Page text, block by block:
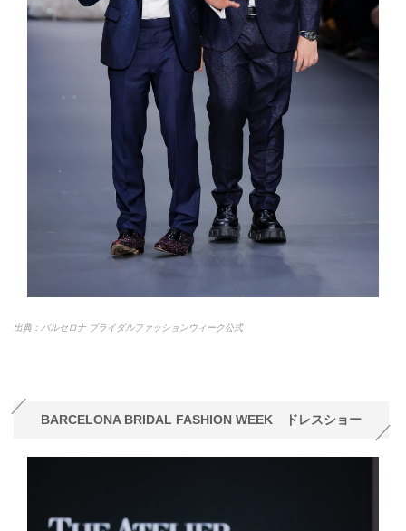
出典：バルセロナ ブライダルファッションウィーク公式
BARCELONA BRIDAL FASHION WEEK ドレスショー